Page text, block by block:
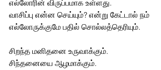
எல்லோரின் விருப்பமாக உள்ளது.
வாசிப்பு என்ன செய்யும்? என்று கேட்டால் நம்
எல்லோருக்குமே பதில் சொல்லத்தெரியும்.
சிறந்த மனிதனை உருவாக்கும்.
சிந்தனையை ஆழமாக்கும்.